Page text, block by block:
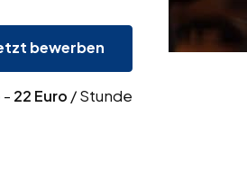
bewerben
- 22 Euro / Stunde